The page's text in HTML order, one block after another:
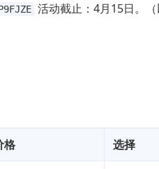
活动截止：4月15日。
格 选择